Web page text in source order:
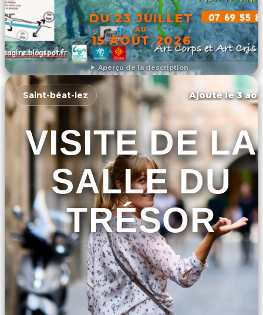
Aperçu de la description
DU 23 JUILLET
AU
15 AOÛT 2026
DÉCOUVRIR L'ÉVÉNEMENT
Saint-béat-lez Ajouté le 3
VISITE DE LA
SALLE DU
TRÉSOR